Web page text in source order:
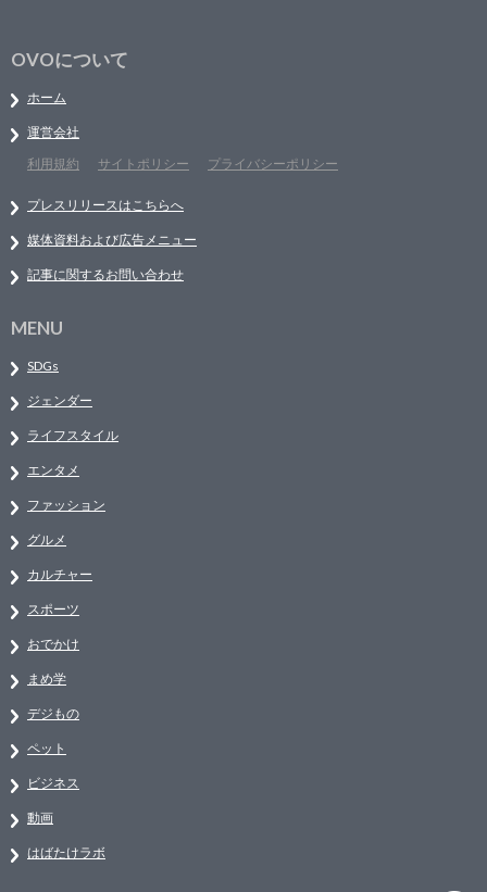
OVOについて
ホーム
運営会社
利用規約
サイトポリシー プライバシーポリシー
プレスリリースはこちらへ
媒体資料および広告メニュー
記事に関するお問い合わせ
MENU
SDGs
ジェンダー
ライフスタイル
エンタメ
ファッション
グルメ
カルチャー
スポーツ
おでかけ
まめ学
デジもの
ペット
ビジネス
動画
はばたけラボ